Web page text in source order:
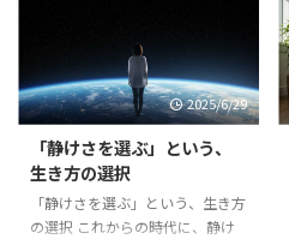
2025/6/29
「静けさを選ぶ」という、
生き方の選択
「静けさを選ぶ」という、生き方
の選択 これからの時代に、静け